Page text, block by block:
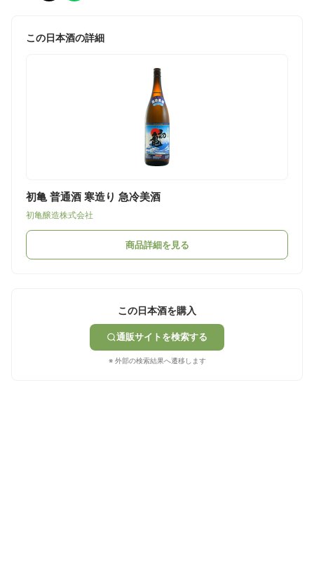
この日本酒の詳細
初亀 普通酒 寒造り 急冷美酒
初亀醸造株式会社
商品詳細を見る
この日本酒を購入
通販サイトを検索する
※ 外部の検索結果へ遷移します